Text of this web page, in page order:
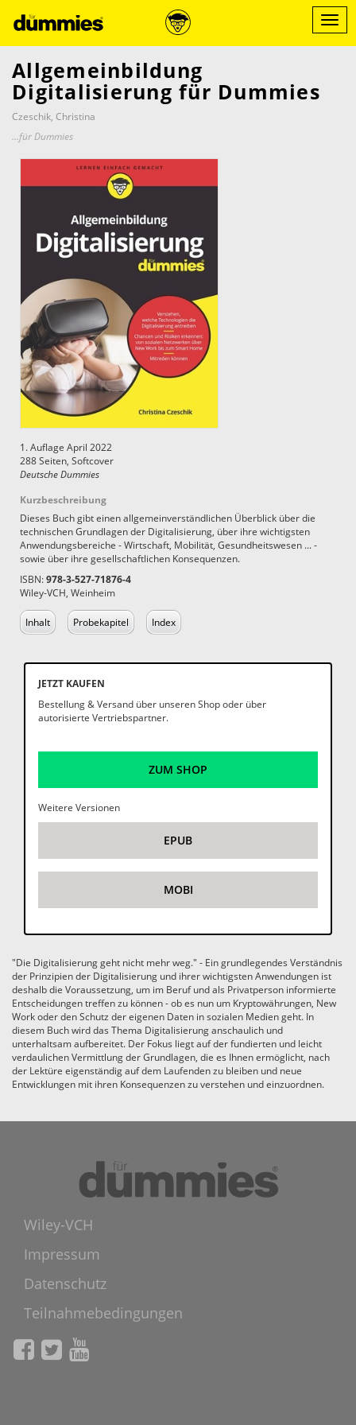
zum
Inhalt
Menü
ein-/
Allgemeinbildung
Digitalisierung für Dummies
Czeschik, Christina
...für Dummies
1. Auflage April 2022
288 Seiten, Softcover
Deutsche Dummies
Kurzbeschreibung
Dieses Buch gibt einen allgemeinverständlichen Überblick über die
technischen Grundlagen der Digitalisierung, über ihre wichtigsten
Anwendungsbereiche - Wirtschaft, Mobilität, Gesundheitswesen ... -
sowie über ihre gesellschaftlichen Konsequenzen.
ISBN:978-3-527-71876-4
Wiley-VCH, Weinheim
Inhalt Probekapitel Index
JETZT KAUFEN
Bestellung & Versand über unseren Shop oder über
autorisierte Vertriebspartner.
ZUM SHOP
Weitere Versionen
EPUB
MOBI
"Die Digitalisierung geht nicht mehr weg." - Ein grundlegendes Verständnis
der Prinzipien der Digitalisierung und ihrer wichtigsten Anwendungen ist
deshalb die Voraussetzung, um im Beruf und als Privatperson informierte
Entscheidungen treffen zu können - ob es nun um Kryptowährungen, New
Work oder den Schutz der eigenen Daten in sozialen Medien geht. In
diesem Buch wird das Thema Digitalisierung anschaulich und
unterhaltsam aufbereitet. Der Fokus liegt auf der fundierten und leicht
verdaulichen Vermittlung der Grundlagen, die es Ihnen ermöglicht, nach
der Lektüre eigenständig auf dem Laufenden zu bleiben und neue
Entwicklungen mit ihren Konsequenzen zu verstehen und einzuordnen.
Wiley-VCH
Impressum
Datenschutz
Teilnahmebedingungen